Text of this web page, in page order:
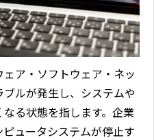
ア・ソフトウェア・ネッ
ルが発生し、システムや
る状態を指します。企業
ュータシステムが停止す